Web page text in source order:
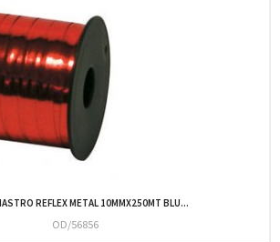
REFLEX METAL 10MMX250MT BLU...
OD/56856